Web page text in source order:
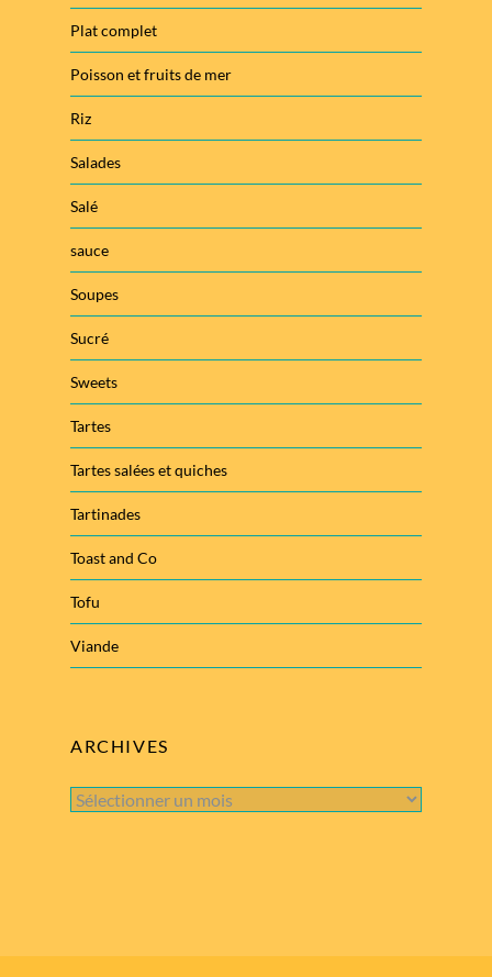
Plat complet
Poisson et fruits de mer
Riz
Salades
Salé
sauce
Soupes
Sucré
Sweets
Tartes
Tartes salées et quiches
Tartinades
Toast and Co
Tofu
Viande
ARCHIVES
Archives